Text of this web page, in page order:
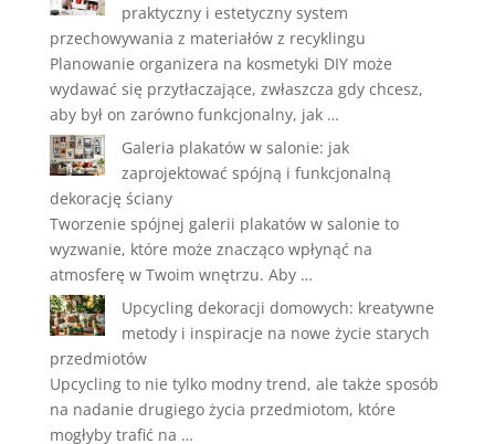
praktyczny i estetyczny system
przechowywania z materiałów z recyklingu
Planowanie organizera na kosmetyki DIY może
wydawać się przytłaczające, zwłaszcza gdy chcesz,
aby był on zarówno funkcjonalny, jak …
Galeria plakatów w salonie: jak
zaprojektować spójną i funkcjonalną
dekorację ściany
Tworzenie spójnej galerii plakatów w salonie to
wyzwanie, które może znacząco wpłynąć na
atmosferę w Twoim wnętrzu. Aby …
Upcycling dekoracji domowych: kreatywne
metody i inspiracje na nowe życie starych
przedmiotów
Upcycling to nie tylko modny trend, ale także sposób
na nadanie drugiego życia przedmiotom, które
mogłyby trafić na …